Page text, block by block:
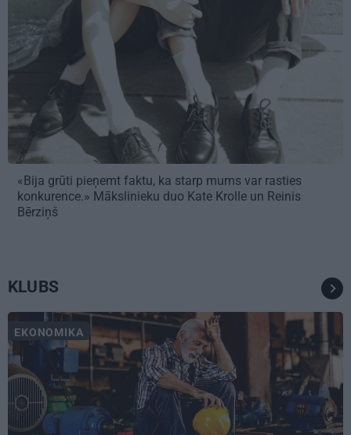
«Bija grūti pieņemt faktu, ka starp mums var rasties
konkurence.» Mākslinieku duo Kate Krolle un Reinis
Bērziņš
KLUBS
EKONOMIKA